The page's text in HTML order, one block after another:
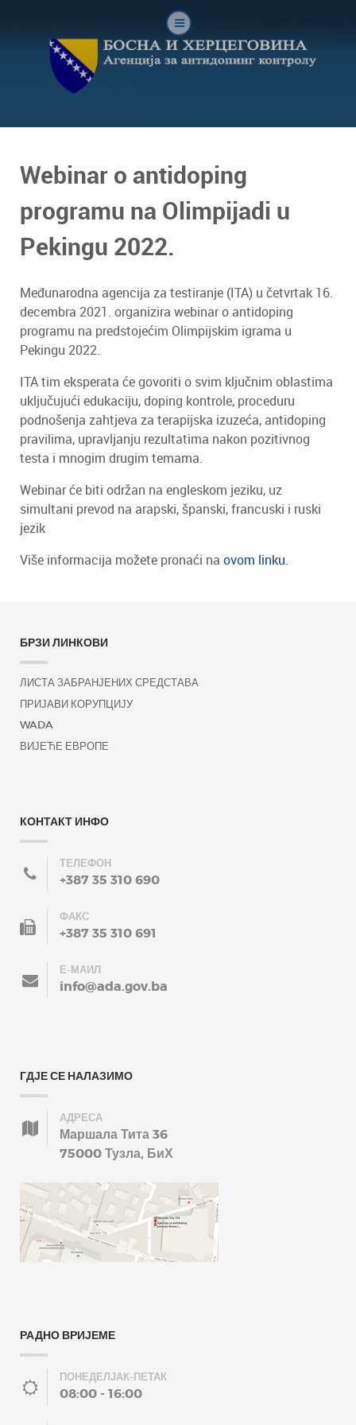
Webinar o antidoping
programu na Olimpijadi u
Pekingu 2022.
Međunarodna agencija za testiranje (ITA) u četvrtak 16.
decembra 2021. organizira webinar o antidoping
programu na predstojećim Olimpijskim igrama u
Pekingu 2022.
ITA tim eksperata će govoriti o svim ključnim oblastima
uključujući edukaciju, doping kontrole, proceduru
podnošenja zahtjeva za terapijska izuzeća, antidoping
pravilima, upravljanju rezultatima nakon pozitivnog
testa i mnogim drugim temama.
Webinar će biti održan na engleskom jeziku, uz
simultani prevod na arapski, španski, francuski i ruski
jezik
Više informacija možete pronaći na ovom linku.
БРЗИ ЛИНКОВИ
ЛИСТА ЗАБРАНЈЕНИХ СРЕДСТАВА
ПРИЈАВИ КОРУПЦИЈУ
WADA
ВИЈЕЋЕ ЕВРОПЕ
КОНТАКТ ИНФО
ТЕЛЕФОН
+387 35 310 690
ФАКС
+387 35 310 691
Е-МАИЛ
info@ada.gov.ba
ГДЈЕ СЕ НАЛАЗИМО
АДРЕСА
Маршала Тита 36
75000 Тузла, БиХ
РАДНО ВРИЈЕМЕ
ПОНЕДЕЛЈАК-ПЕТАК
08:00 - 16:00